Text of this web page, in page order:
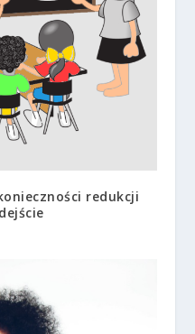
redukcji